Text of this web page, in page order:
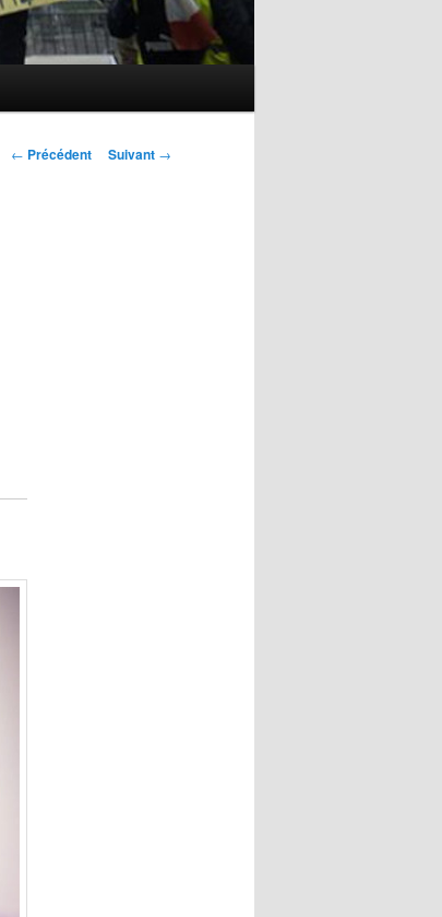
Navigation
← Précédent Suivant →